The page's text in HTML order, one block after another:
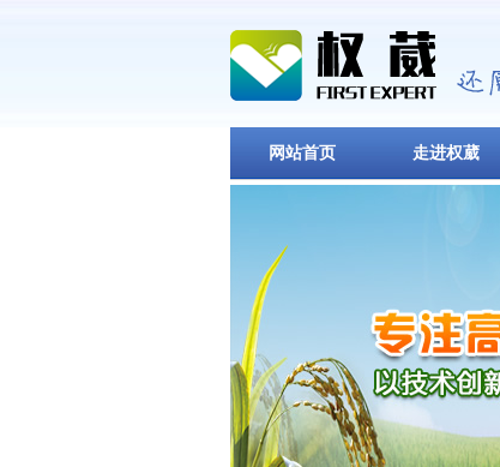
网站首页 走进权葳